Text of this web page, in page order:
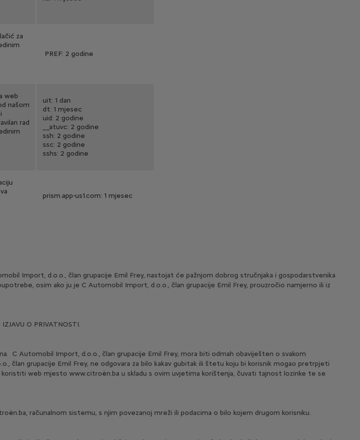
za
PREF: 2 godine
web
našom
rad
uit: 1 dan
dt: 1 mjesec
uid: 2 godine
__atuvc: 2 godine
ssh: 2 godine
ssc: 2 godine
sshs: 2 godine
prism.app-us1.com: 1 mjesec
Import, d.o.o., član grupacije Emil Frey, nastojat će pažnjom dobrog stručnjaka i gospodarstvenika
osim ako ju je C Automobil Import, d.o.o., član grupacije Emil Frey, prouzročio namjerno ili iz
O PRIVATNOSTI.
C Automobil Import, d.o.o., član grupacije Emil Frey, mora biti odmah obaviješten o svakom
član grupacije Emil Frey, ne odgovara za bilo kakav gubitak ili štetu koju bi korisnik mogao pretrpjeti
web mjesto www.citroën.ba u skladu s ovim uvjetima korištenja, čuvati tajnost lozinke te se
računalnom sistemu, s njim povezanoj mreži ili podacima o bilo kojem drugom korisniku.